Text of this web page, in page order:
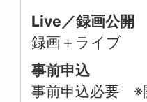
Live／録画公開
録画＋ライブ
事前申込
事前申込必要 ※